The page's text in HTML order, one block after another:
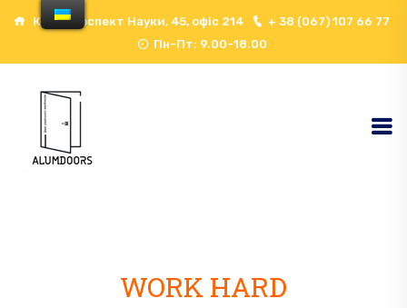
Київ, проспект Науки, 45, офіс 214
+ 38 (067) 107 66 77
Пн-Пт: 9.00-18.00
WORK HARD